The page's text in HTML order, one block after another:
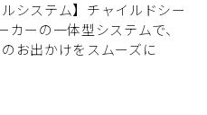
ルシステム】チャイルドシー
カーの一体型システムで、
お出かけをスムーズに